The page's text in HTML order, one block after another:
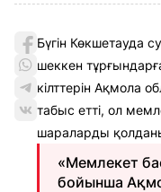
Бүгін Көкшетауда
шеккен
кілттерін Ақмола
табыс етті, ол
шараларды
«Мемлекет
бойынша